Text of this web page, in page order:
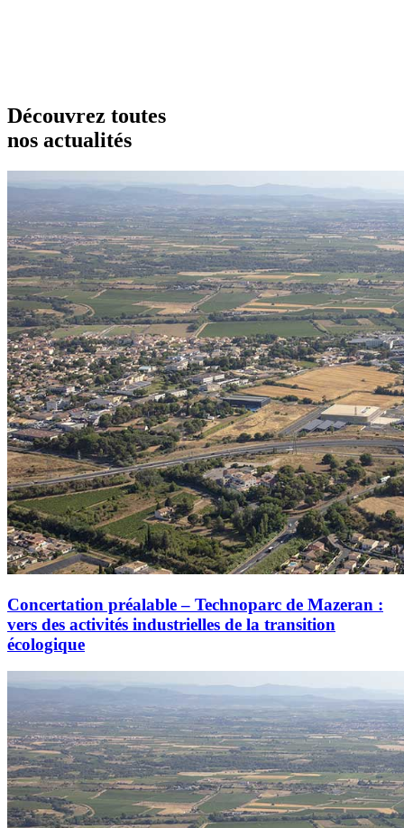
Découvrez toutes
nos actualités
Concertation préalable – Technoparc de Mazeran :
vers des activités industrielles de la transition
écologique